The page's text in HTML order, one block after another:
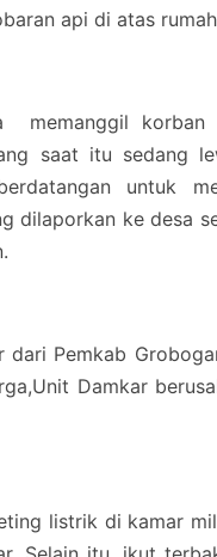
api di atas
memanggil
saat itu sedang
untuk
dilaporkan ke desa
dari Pemkab
Damkar
listrik di kamar